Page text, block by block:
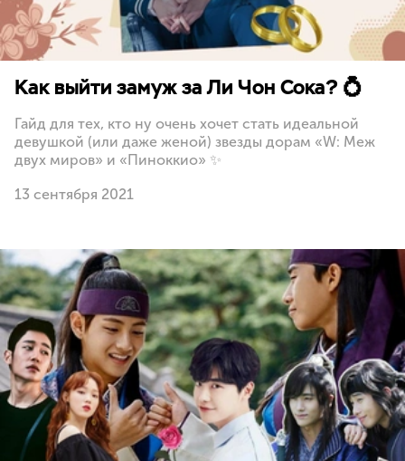
Как выйти замуж за Ли Чон Сока? 💍
Гайд для тех, кто ну очень хочет стать идеальной
девушкой (или даже женой) звезды дорам «W: Меж
двух миров» и «Пиноккио» ✨
13 сентября 2021